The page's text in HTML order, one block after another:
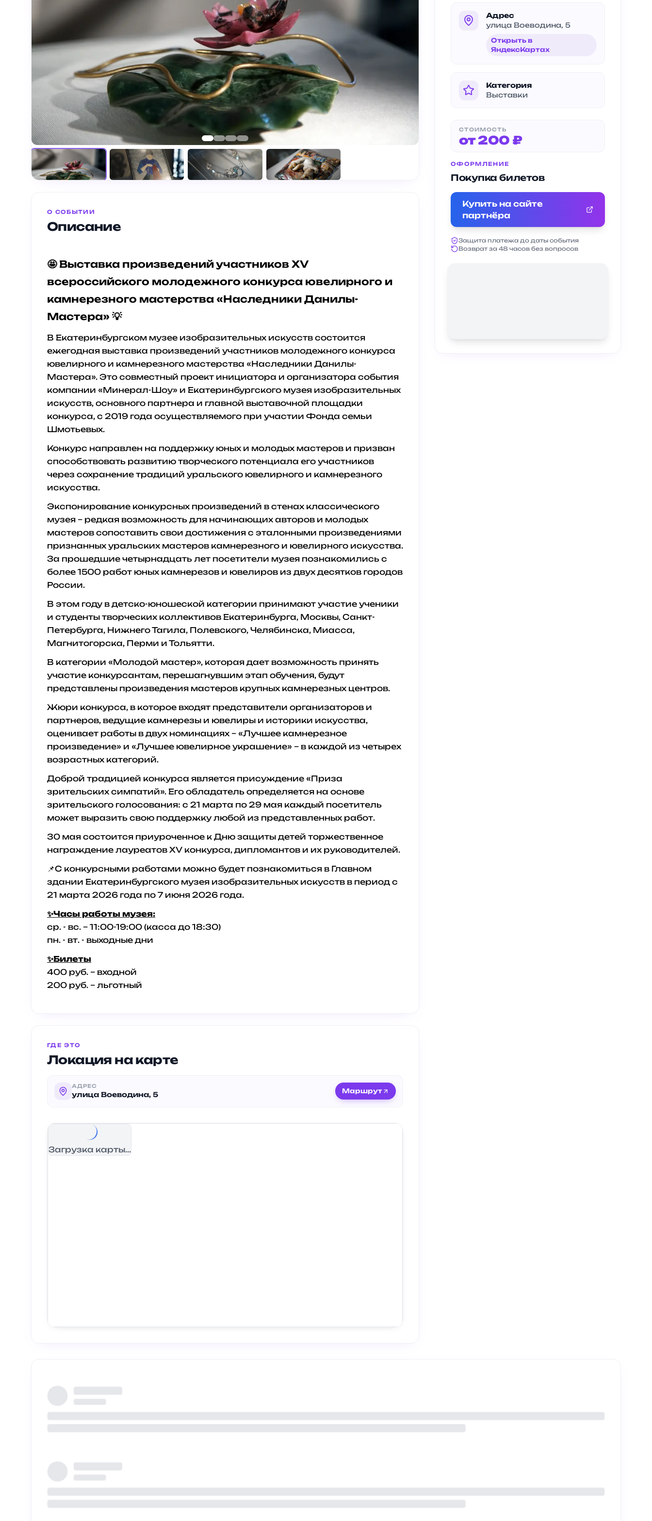
О СОБЫТИИ
Описание
🤩 Выставка произведений участников XV
всероссийского молодежного конкурса ювелирного и
камнерезного мастерства «Наследники Данилы-
Мастера» 💡
В Екатеринбургском музее изобразительных искусств состоится
ежегодная выставка произведений участников молодежного конкурса
ювелирного и камнерезного мастерства «Наследники Данилы-
Мастера». Это совместный проект инициатора и организатора события
компании «Минерал-Шоу» и Екатеринбургского музея изобразительных
искусств, основного партнера и главной выставочной площадки
конкурса, с 2019 года осуществляемого при участии Фонда семьи
Шмотьевых.
Конкурс направлен на поддержку юных и молодых мастеров и призван
способствовать развитию творческого потенциала его участников
через сохранение традиций уральского ювелирного и камнерезного
искусства.
Экспонирование конкурсных произведений в стенах классического
музея – редкая возможность для начинающих авторов и молодых
мастеров сопоставить свои достижения с эталонными произведениями
признанных уральских мастеров камнерезного и ювелирного искусства.
За прошедшие четырнадцать лет посетители музея познакомились с
более 1500 работ юных камнерезов и ювелиров из двух десятков городов
России.
В этом году в детско-юношеской категории принимают участие ученики
и студенты творческих коллективов Екатеринбурга, Москвы, Санкт-
Петербурга, Нижнего Тагила, Полевского, Челябинска, Миасса,
Магнитогорска, Перми и Тольятти.
В категории «Молодой мастер», которая дает возможность принять
участие конкурсантам, перешагнувшим этап обучения, будут
представлены произведения мастеров крупных камнерезных центров.
Жюри конкурса, в которое входят представители организаторов и
партнеров, ведущие камнерезы и ювелиры и историки искусства,
оценивает работы в двух номинациях – «Лучшее камнерезное
произведение» и «Лучшее ювелирное украшение» – в каждой из четырех
возрастных категорий.
Доброй традицией конкурса является присуждение «Приза
зрительских симпатий». Его обладатель определяется на основе
зрительского голосования: с 21 марта по 29 мая каждый посетитель
может выразить свою поддержку любой из представленных работ.
30 мая состоится приуроченное к Дню защиты детей торжественное
награждение лауреатов XV конкурса, дипломантов и их руководителей.
📌С конкурсными работами можно будет познакомиться в Главном
здании Екатеринбургского музея изобразительных искусств в период с
21 марта 2026 года по 7 июня 2026 года.
✨Часы работы музея:
ср. - вс. – 11:00-19:00 (касса до 18:30)
пн. - вт. - выходные дни
✨Билеты
400 руб. – входной
200 руб. – льготный
ГДЕ ЭТО
Локация на карте
АДРЕС
улица Воеводина, 5 Маршрут
Загрузка карты...
Адрес
улица Воеводина, 5
Открыть в
ЯндексКартах
Категория
Выставки
СТОИМОСТЬ
от 200 ₽
ОФОРМЛЕНИЕ
Покупка билетов
Купить на сайте
партнёра
Защита платежа до даты события
Возврат за 48 часов без вопросов